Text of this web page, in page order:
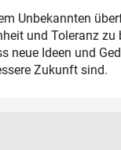
Unbekannten
und Toleranz zu
neue Ideen und
Zukunft sind.